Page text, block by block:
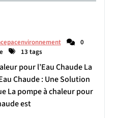
0
13 tags
pour l’Eau Chaude La
Chaude : Une Solution
La pompe à chaleur pour
est